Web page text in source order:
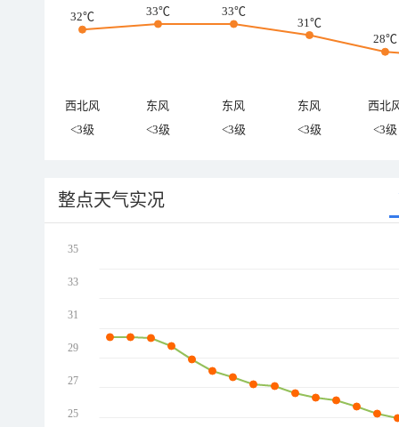
32℃ 33℃
33℃
31℃
28℃
西北风 东风 东风 东风
西北
<3级
<3级 <3级 <3级 <3级
整点天气实况
35
33
31
29
27
25